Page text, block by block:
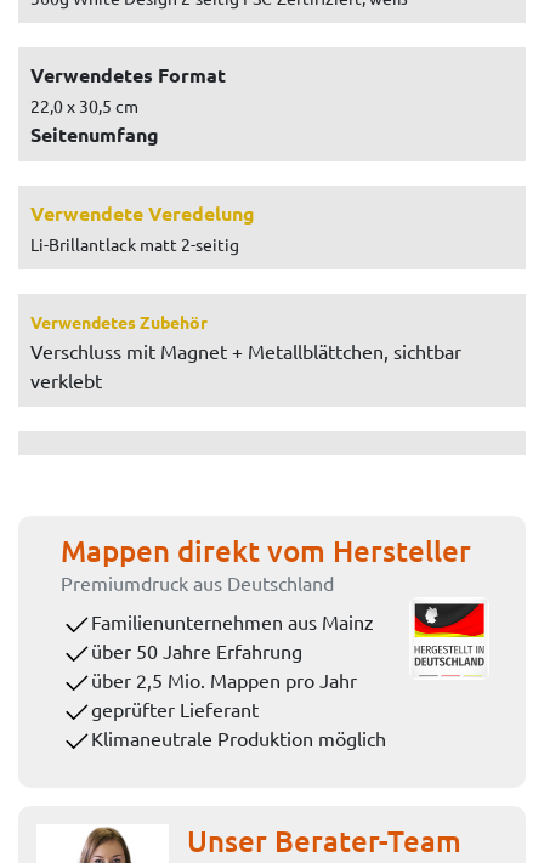
Verwendetes Format
22,0 x 30,5 cm
Seitenumfang
Verwendete Veredelung
Li-Brillantlack matt 2-seitig
Verwendetes Zubehör
Verschluss mit Magnet + Metallblättchen, sichtbar
verklebt
Mappen direkt vom Hersteller
Premiumdruck aus Deutschland
Familienunternehmen aus Mainz
über 50 Jahre Erfahrung
über 2,5 Mio. Mappen pro Jahr
geprüfter Lieferant
Klimaneutrale Produktion möglich
Unser Berater-Team